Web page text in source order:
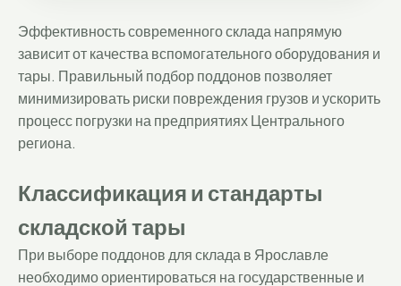
Эффективность современного склада напрямую
зависит от качества вспомогательного оборудования и
тары. Правильный подбор поддонов позволяет
минимизировать риски повреждения грузов и ускорить
процесс погрузки на предприятиях Центрального
региона.
Классификация и стандарты
складской тары
При выборе поддонов для склада в Ярославле
необходимо ориентироваться на государственные и